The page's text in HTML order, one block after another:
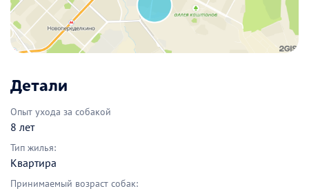
Детали
Опыт ухода за собакой
8 лет
Тип жилья:
Квартира
Принимаемый возраст собак: